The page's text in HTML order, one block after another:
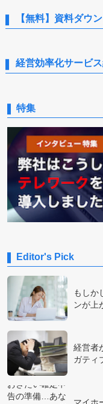
【無料】資料ダウ
経営効率化サービ
特集
Editor's Pick
もしか
ンが上
経営者
ガティ
マイホ